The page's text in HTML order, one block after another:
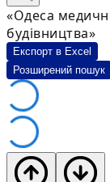
«Одеса
будівництва»
Експорт в Excel
Розширений пошук